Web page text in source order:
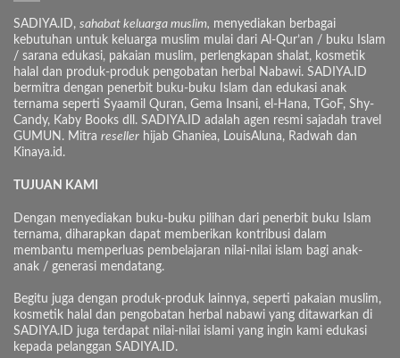
SADIYA.ID, sahabat keluarga muslim, menyediakan berbagai
kebutuhan untuk keluarga muslim mulai dari Al-Qur’an / buku Islam
/ sarana edukasi, pakaian muslim, perlengkapan shalat, kosmetik
halal dan produk-produk pengobatan herbal Nabawi. SADIYA.ID
bermitra dengan penerbit buku-buku Islam dan edukasi anak
ternama seperti Syaamil Quran, Gema Insani, el-Hana, TGoF, Shy-
Candy, Kaby Books dll. SADIYA.ID adalah agen resmi sajadah travel
GUMUN. Mitra reseller hijab Ghaniea, LouisAluna, Radwah dan
Kinaya.id.
TUJUAN KAMI
Dengan menyediakan buku-buku pilihan dari penerbit buku Islam
ternama, diharapkan dapat memberikan kontribusi dalam
membantu memperluas pembelajaran nilai-nilai islam bagi anak-
anak / generasi mendatang.
Begitu juga dengan produk-produk lainnya, seperti pakaian muslim,
kosmetik halal dan pengobatan herbal nabawi yang ditawarkan di
SADIYA.ID juga terdapat nilai-nilai islami yang ingin kami edukasi
kepada pelanggan SADIYA.ID.